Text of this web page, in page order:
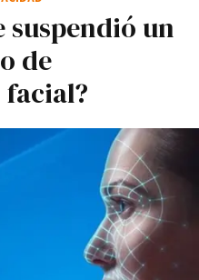
suspendió un
de